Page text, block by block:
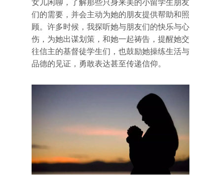
女儿闲聊，了解那些只身来美的小留学生朋友
们的需要，并会主动为她的朋友提供帮助和照
顾。许多时候，我探听她与朋友们的快乐与心
伤，为她出谋划策，和她一起祷告，提醒她交
往信主的基督徒学生们，也鼓励她操练生活与
品德的见证，勇敢表达甚至传递信仰。